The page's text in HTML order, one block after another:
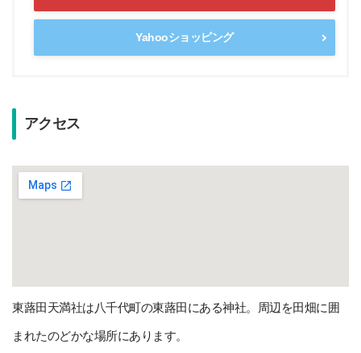
Yahooショッピング
アクセス
東蕗田天満社は八千代町の東蕗田にある神社。周辺を田畑に囲
まれたのどかな場所にあります。